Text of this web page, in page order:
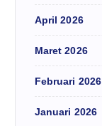
April 2026
Maret 2026
Februari 2026
Januari 2026